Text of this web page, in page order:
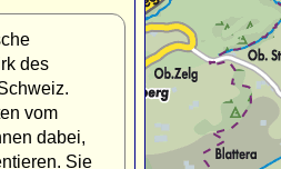
des
vom
dabei,
Sie